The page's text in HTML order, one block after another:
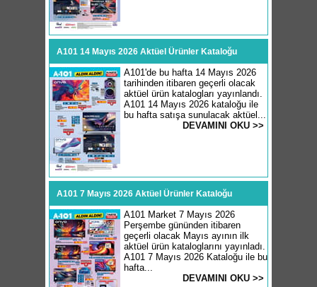
A101 14 Mayıs 2026 Aktüel Ürünler Kataloğu
A101'de bu hafta 14 Mayıs 2026
tarihinden itibaren geçerli olacak
aktüel ürün katalogları yayınlandı.
A101 14 Mayıs 2026 kataloğu ile
bu hafta satışa sunulacak aktüel...
DEVAMINI OKU >>
A101 7 Mayıs 2026 Aktüel Ürünler Kataloğu
A101 Market 7 Mayıs 2026
Perşembe gününden itibaren
geçerli olacak Mayıs ayının ilk
aktüel ürün kataloglarını yayınladı.
A101 7 Mayıs 2026 Kataloğu ile bu
hafta...
DEVAMINI OKU >>